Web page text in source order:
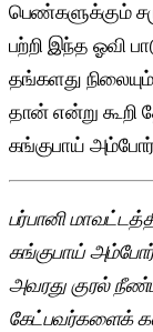
பெண்களுக்கும்
பற்றி இந்த ஓவி
தங்களது
தான் என்று கூறி
கங்குபாய்
பர்பானி
கங்குபாய் அம்போர்
அவரது குரல்
கேட்பவர்களைக்